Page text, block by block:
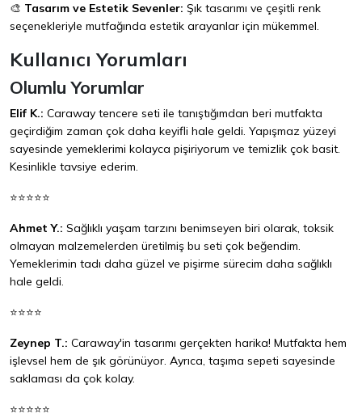
🎨 Tasarım ve Estetik Sevenler: Şık tasarımı ve çeşitli renk
seçenekleriyle mutfağında estetik arayanlar için mükemmel.
Kullanıcı Yorumları
Olumlu Yorumlar
Elif K.: Caraway tencere seti ile tanıştığımdan beri mutfakta
geçirdiğim zaman çok daha keyifli hale geldi. Yapışmaz yüzeyi
sayesinde yemeklerimi kolayca pişiriyorum ve temizlik çok basit.
Kesinlikle tavsiye ederim.
⭐⭐⭐⭐⭐
Ahmet Y.: Sağlıklı yaşam tarzını benimseyen biri olarak, toksik
olmayan malzemelerden üretilmiş bu seti çok beğendim.
Yemeklerimin tadı daha güzel ve pişirme sürecim daha sağlıklı
hale geldi.
⭐⭐⭐⭐
Zeynep T.: Caraway'in tasarımı gerçekten harika! Mutfakta hem
işlevsel hem de şık görünüyor. Ayrıca, taşıma sepeti sayesinde
saklaması da çok kolay.
⭐⭐⭐⭐⭐